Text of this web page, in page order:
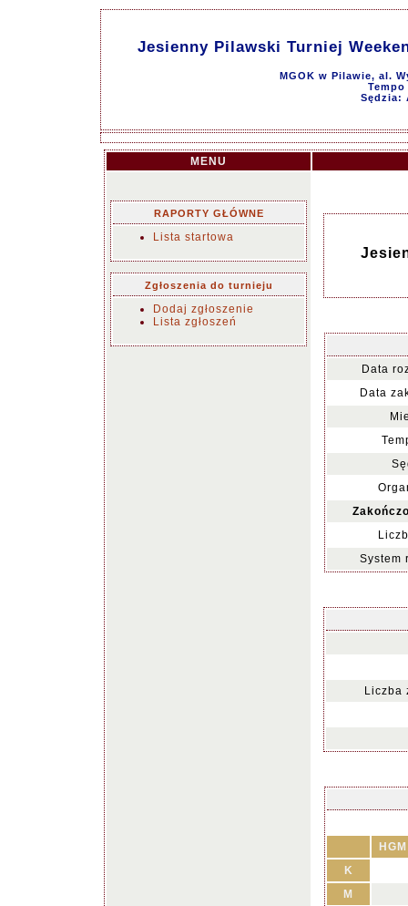
Jesienny Pilawski Turniej
MGOK w Pilawie, al.
Sędzia:
MENU
RAPORTY GŁÓWNE
Lista startowa
Zgłoszenia do turnieju
Dodaj zgłoszenie
Lista zgłoszeń
Data
Data
System
Liczba
HGM
K
M